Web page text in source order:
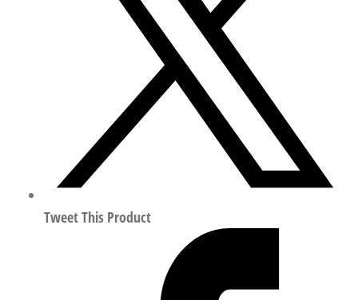
197014
数Tweet This Product